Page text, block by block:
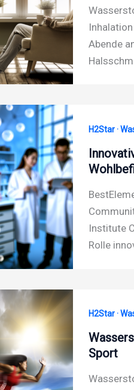
Abende
H2Star ·
Institute
Rolle
H2Star ·
Sport